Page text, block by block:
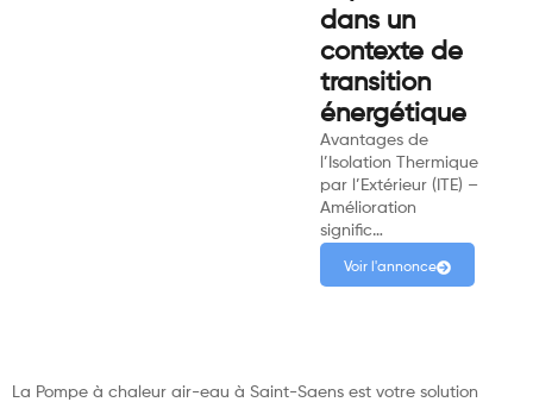
dans un
contexte de
transition
énergétique
Avantages de
l’Isolation Thermique
par l’Extérieur (ITE) –
Amélioration
signific…
Voir l'annonce
La Pompe à chaleur air-eau à Saint-Saens est votre solution